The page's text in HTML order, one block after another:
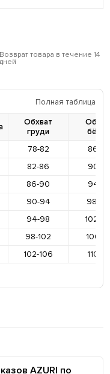
Возврат товара в течение 14
дней
Полная таблица
Обхват
груди
78-82
86-
82-86
90-
86-90
94-
90-94
98-
94-98
102-
98-102
106-
102-106
110-
AZURI по